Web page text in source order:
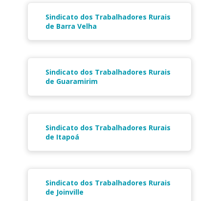
Sindicato dos Trabalhadores Rurais
de Barra Velha
Sindicato dos Trabalhadores Rurais
de Guaramirim
Sindicato dos Trabalhadores Rurais
de Itapoá
Sindicato dos Trabalhadores Rurais
de Joinville